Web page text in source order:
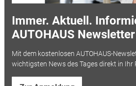
Immer. Aktuell.
AUTOHAUS Newsletter
Mit dem kostenlosen AUTOHAUS-
wichtigsten News des Tages direkt in Ihr